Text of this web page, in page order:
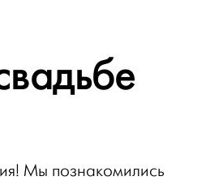
Мы познакомились